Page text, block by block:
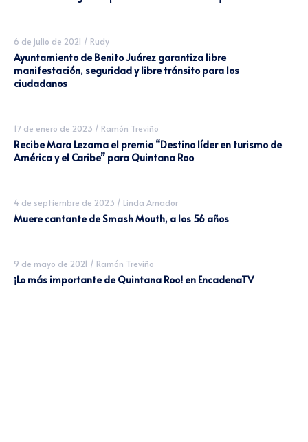
6 de julio de 2021 / Rudy
Ayuntamiento de Benito Juárez garantiza libre
manifestación, seguridad y libre tránsito para los
ciudadanos
17 de enero de 2023 / Ramón Treviño
Recibe Mara Lezama el premio “Destino líder en turismo de
América y el Caribe” para Quintana Roo
4 de septiembre de 2023 / Linda Amador
Muere cantante de Smash Mouth, a los 56 años
9 de mayo de 2021 / Ramón Treviño
¡Lo más importante de Quintana Roo! en EncadenaTV